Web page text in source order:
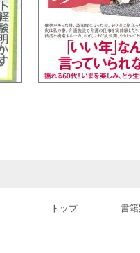
トップ 書